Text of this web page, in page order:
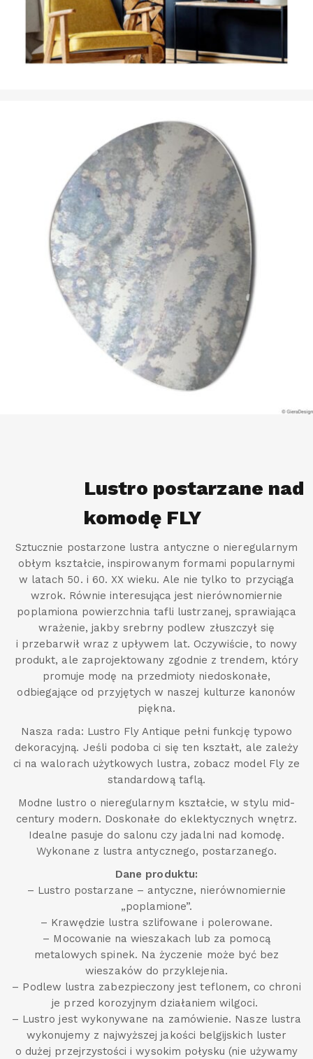
Lustro postarzane nad
komodę FLY
Sztucznie postarzone lustra antyczne o nieregularnym
obłym kształcie, inspirowanym formami popularnymi
w latach 50. i 60. XX wieku. Ale nie tylko to przyciąga
wzrok. Równie interesująca jest nierównomiernie
poplamiona powierzchnia tafli lustrzanej, sprawiająca
wrażenie, jakby srebrny podlew złuszczył się
i przebarwił wraz z upływem lat. Oczywiście, to nowy
produkt, ale zaprojektowany zgodnie z trendem, który
promuje modę na przedmioty niedoskonałe,
odbiegające od przyjętych w naszej kulturze kanonów
piękna.
Nasza rada: Lustro Fly Antique pełni funkcję typowo
dekoracyjną. Jeśli podoba ci się ten kształt, ale zależy
ci na walorach użytkowych lustra, zobacz model Fly ze
standardową taflą.
Modne lustro o nieregularnym kształcie, w stylu mid-
century modern. Doskonałe do eklektycznych wnętrz.
Idealne pasuje do salonu czy jadalni nad komodę.
Wykonane z lustra antycznego, postarzanego.
Dane produktu:
– Lustro postarzane – antyczne, nierównomiernie
„poplamione”.
– Krawędzie lustra szlifowane i polerowane.
– Mocowanie na wieszakach lub za pomocą
metalowych spinek. Na życzenie może być bez
wieszaków do przyklejenia.
– Podlew lustra zabezpieczony jest teflonem, co chroni
je przed korozyjnym działaniem wilgoci.
– Lustro jest wykonywane na zamówienie. Nasze lustra
wykonujemy z najwyższej jakości belgijskich luster
o dużej przejrzystości i wysokim połysku (nie używamy